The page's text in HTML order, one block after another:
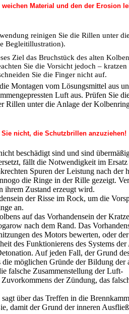
Material und den der Erosion
reinigen Sie die Rillen unter
Begleitillustration).
Ziel das Bruchstück des alten
Sie die Vorsicht jedoch – kratzen
Sie die Finger nicht auf.
Montagen vom Lösungsmittel aus
Luft aus. Prüfen Sie
Rillen unter die Anlage der
nicht, die Schutzbrillen anzuziehen!
beschädigt sind und sind
fällt die Notwendigkeit im
Spuren der Leistung nach der
die Ringe in der Rille gezeigt.
ihrem Zustand erzeugt wird.
der Risse im Rock, um die
an.
auf das Vorhandensein der
nach dem Rand. Das
des Motors bewerten, oder
des Funktionierens des Systems
Auf jeden Fall, der Grund
möglichen Gründe der Bildung der
falsche Zusammenstellung der Luft-
der Zündung, das
über das Treffen in die
damit der Grund der inneren